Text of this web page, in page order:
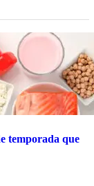
temporada que